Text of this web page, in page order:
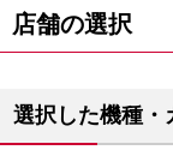
店舗の選択
選択した機種・